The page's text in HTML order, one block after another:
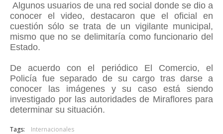
Algunos usuarios de una red social donde se dio a
conocer el video, destacaron que el oficial en
cuestión sólo se trata de un vigilante municipal,
mismo que no se delimitaría como funcionario del
Estado.
De acuerdo con el periódico El Comercio, el
Policía fue separado de su cargo tras darse a
conocer las imágenes y su caso está siendo
investigado por las autoridades de Miraflores para
determinar su situación.
Tags: Internacionales